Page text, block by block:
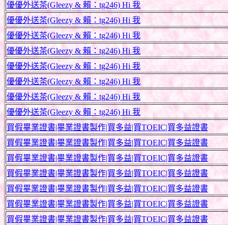
優優外送茶(Gleezy & 賴：tg246) Hi 我
優優外送茶(Gleezy & 賴：tg246) Hi 我
優優外送茶(Gleezy & 賴：tg246) Hi 我
優優外送茶(Gleezy & 賴：tg246) Hi 我
優優外送茶(Gleezy & 賴：tg246) Hi 我
優優外送茶(Gleezy & 賴：tg246) Hi 我
優優外送茶(Gleezy & 賴：tg246) Hi 我
優優外送茶(Gleezy & 賴：tg246) Hi 我
買假畢業證書|畢業證書製作|買多益|買TOEIC|買多益證書
買假畢業證書|畢業證書製作|買多益|買TOEIC|買多益證書
買假畢業證書|畢業證書製作|買多益|買TOEIC|買多益證書
買假畢業證書|畢業證書製作|買多益|買TOEIC|買多益證書
買假畢業證書|畢業證書製作|買多益|買TOEIC|買多益證書
買假畢業證書|畢業證書製作|買多益|買TOEIC|買多益證書
買假畢業證書|畢業證書製作|買多益|買TOEIC|買多益證書